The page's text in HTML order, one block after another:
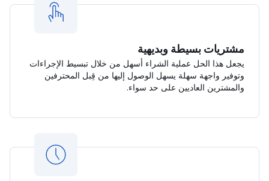
مشتريات بسيطة وبديهية
يجعل هذا الحل عملية الشراء أسهل من خلال تبسيط الإجراءات
وتوفير واجهة سهلة يسهل الوصول إليها من قِبل المحترفين
والمشترين العاديين على حد سواء.